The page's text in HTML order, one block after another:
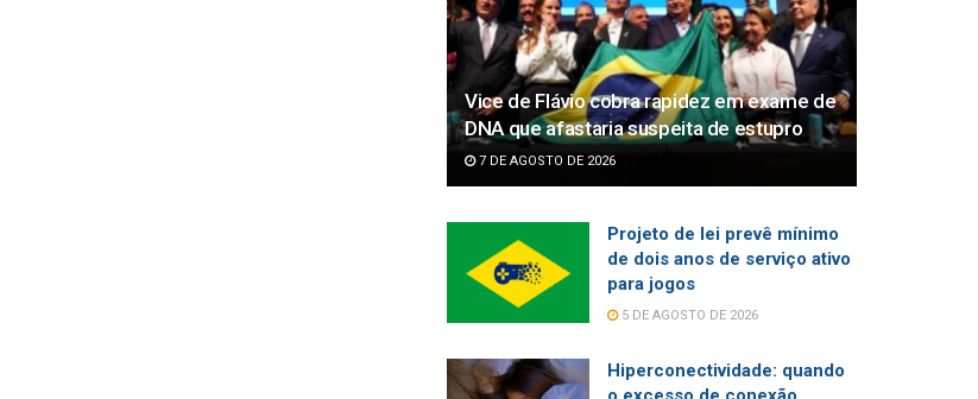
Vice de Flávio cobra rapidez em exame de
DNA que afastaria suspeita de estupro
7 DE AGOSTO DE 2026
Projeto de lei prevê mínimo
de dois anos de serviço ativo
para jogos
5 DE AGOSTO DE 2026
Hiperconectividade: quando